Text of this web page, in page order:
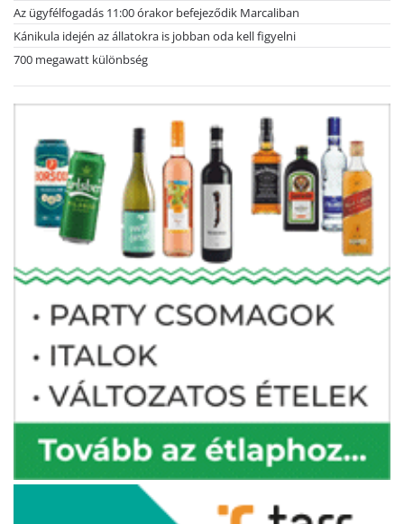
Az ügyfélfogadás 11:00 órakor befejeződik Marcaliban
Kánikula idején az állatokra is jobban oda kell figyelni
700 megawatt különbség